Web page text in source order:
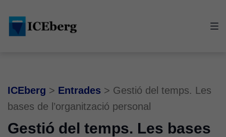
main
content
footer
ICEberg > Entrades > Gestió del temps. Les
bases de l’organització personal
Gestió del temps. Les bases